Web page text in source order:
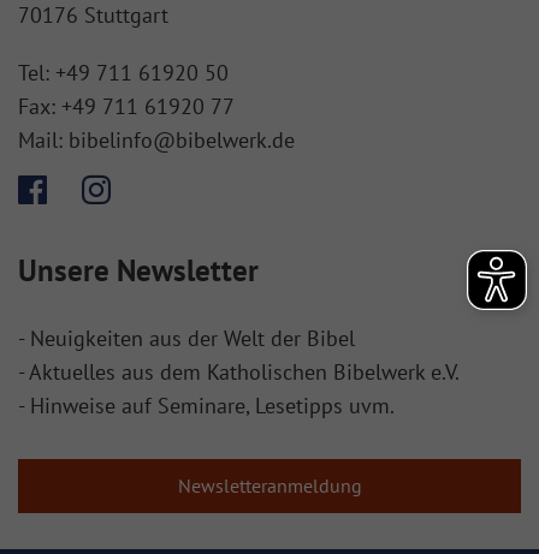
70176 Stuttgart
Tel: +49 711 61920 50
Fax: +49 711 61920 77
Mail: bibelinfo@bibelwerk.de
Unsere Newsletter
- Neuigkeiten aus der Welt der Bibel
- Aktuelles aus dem Katholischen Bibelwerk e.V.
- Hinweise auf Seminare, Lesetipps uvm.
Newsletteranmeldung